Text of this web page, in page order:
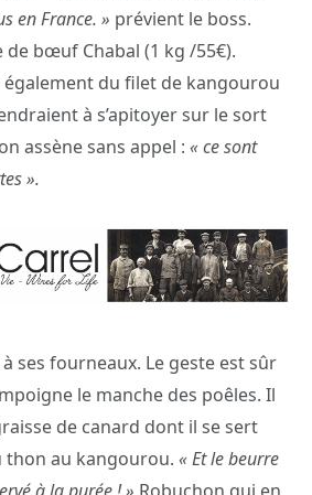
en France. » prévient le boss.
de bœuf Chabal (1 kg /55€).
également du filet de kangourou
à s’apitoyer sur le sort
assène sans appel : « ce sont
».
ses fourneaux. Le geste est sûr
le manche des poêles. Il
de canard dont il se sert
au kangourou. « Et le beurre